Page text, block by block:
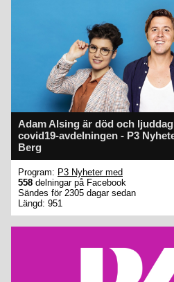
Adam Alsing är död och
covid19-avdelningen - P3
Berg
Program: P3 Nyheter med
558 delningar på Facebook
Sändes för 2305 dagar sedan
Längd: 951